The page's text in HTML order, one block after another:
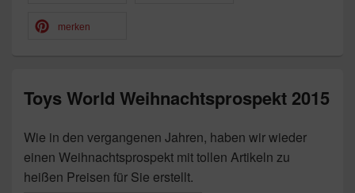
merken
Toys World Weihnachtsprospekt 2015
Wie in den vergangenen Jahren, haben wir wieder
einen Weihnachtsprospekt mit tollen Artikeln zu
heißen Preisen für Sie erstellt.